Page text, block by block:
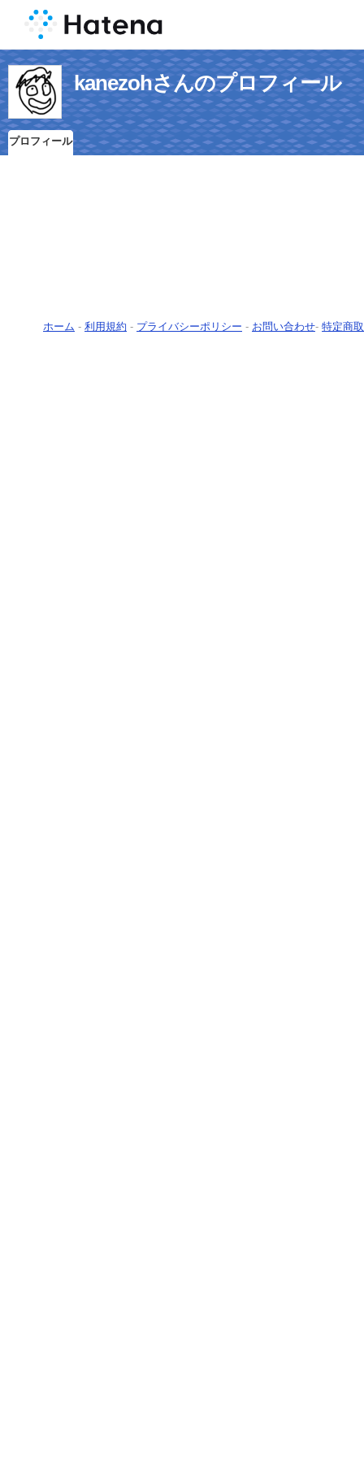
kanezohさんのプロフィール
プロフィール
ホーム - 利用規約 - プライバシーポリシー - お問い合わせ- 特定商